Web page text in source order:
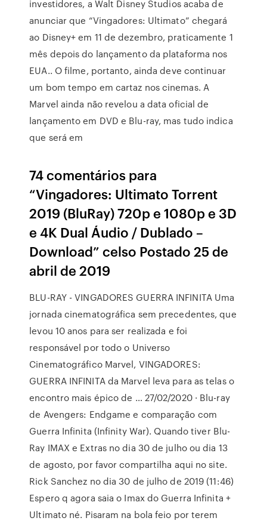
investidores, a Walt Disney Studios acaba de
anunciar que “Vingadores: Ultimato” chegará
ao Disney+ em 11 de dezembro, praticamente 1
mês depois do lançamento da plataforma nos
EUA.. O filme, portanto, ainda deve continuar
um bom tempo em cartaz nos cinemas. A
Marvel ainda não revelou a data oficial de
lançamento em DVD e Blu-ray, mas tudo indica
que será em
74 comentários para
“Vingadores: Ultimato Torrent
2019 (BluRay) 720p e 1080p e 3D
e 4K Dual Áudio / Dublado –
Download” celso Postado 25 de
abril de 2019
BLU-RAY - VINGADORES GUERRA INFINITA Uma
jornada cinematográfica sem precedentes, que
levou 10 anos para ser realizada e foi
responsável por todo o Universo
Cinematográfico Marvel, VINGADORES:
GUERRA INFINITA da Marvel leva para as telas o
encontro mais épico de … 27/02/2020 · Blu-ray
de Avengers: Endgame e comparação com
Guerra Infinita (Infinity War). Quando tiver Blu-
Ray IMAX e Extras no dia 30 de julho ou dia 13
de agosto, por favor compartilha aqui no site.
Rick Sanchez no dia 30 de julho de 2019 (11:46)
Espero q agora saia o Imax do Guerra Infinita +
Ultimato né. Pisaram na bola feio por terem